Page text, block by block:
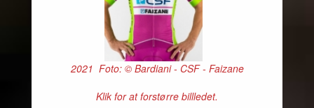
2021 Foto: © Bardiani - CSF - Faizane
Klik for at forstørre billledet.